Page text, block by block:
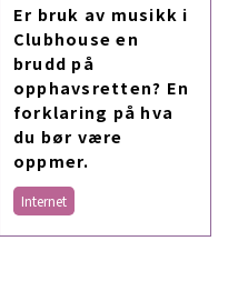
Er bruk av musikk i
Clubhouse en
brudd på
opphavsretten? En
forklaring på hva
du bør være
oppmer.
Internet